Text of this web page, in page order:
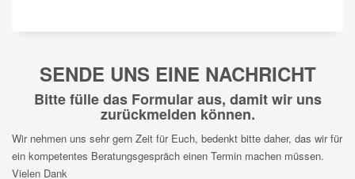
SENDE UNS EINE NACHRICHT
Bitte fülle das Formular aus, damit wir uns
zurückmelden können.
Wir nehmen uns sehr gern Zeit für Euch, bedenkt bitte daher, das wir für
ein kompetentes Beratungsgespräch einen Termin machen müssen.
Vielen Dank